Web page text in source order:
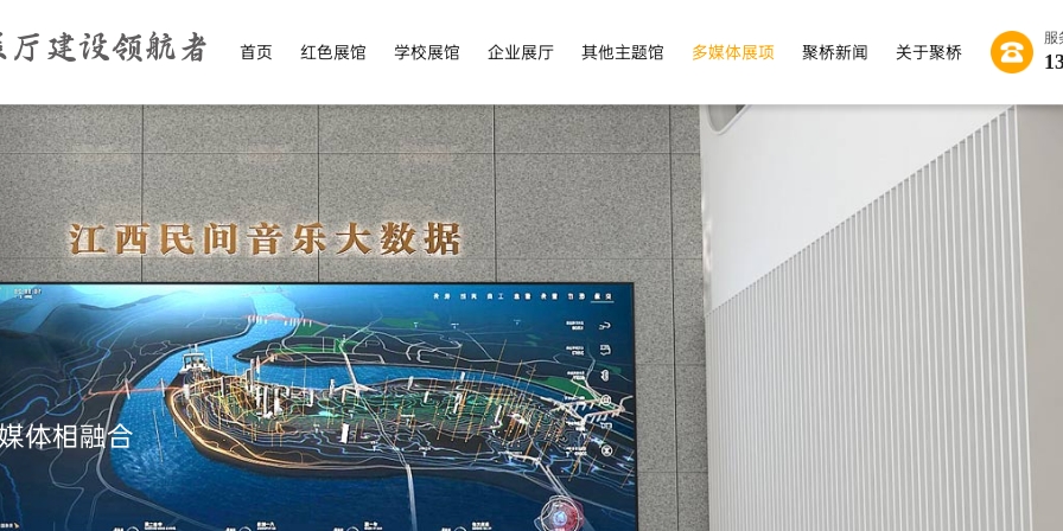
建设领航者 首页 红色展馆 学校展馆 企业展厅 其他主题馆 多媒体展项 聚桥新闻 关于聚桥
服
体相融合